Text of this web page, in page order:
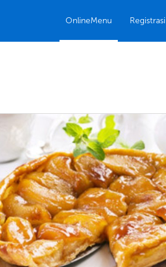
OnlineMenu Registrasi